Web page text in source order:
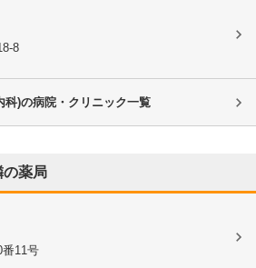
8
科)の病院・クリニック一覧
薬局
11号